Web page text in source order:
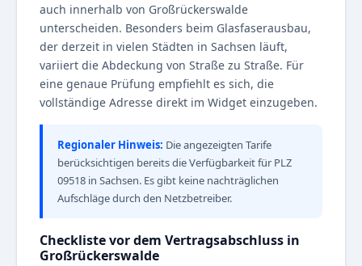
auch innerhalb von Großrückerswalde
unterscheiden. Besonders beim Glasfaserausbau,
der derzeit in vielen Städten in Sachsen läuft,
variiert die Abdeckung von Straße zu Straße. Für
eine genaue Prüfung empfiehlt es sich, die
vollständige Adresse direkt im Widget einzugeben.
Regionaler Hinweis: Die angezeigten Tarife
berücksichtigen bereits die Verfügbarkeit für PLZ
09518 in Sachsen. Es gibt keine nachträglichen
Aufschläge durch den Netzbetreiber.
Checkliste vor dem Vertragsabschluss in
Großrückerswalde